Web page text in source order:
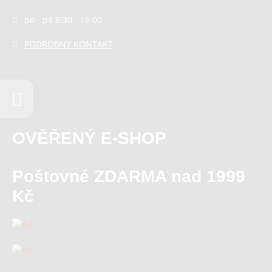
po - pá 8:30 - 16:00
PODROBNÝ KONTAKT
OVĚŘENÝ E-SHOP
Poštovné ZDARMA nad 1999
Kč